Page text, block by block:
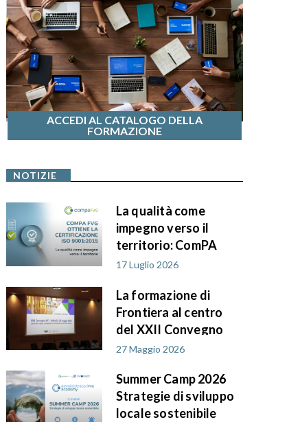
ACCEDI AL CATALOGO DELLA
FORMAZIONE
NOTIZIE
La qualità come
impegno verso il
territorio: ComPA
FVG ottiene la
9001:2015
17 Luglio 2026
La formazione di
Frontiera al centro
del XXII Convegno
AIF PA in FVG
27 Maggio 2026
Summer Camp 2026
Strategie di sviluppo
locale sostenibile